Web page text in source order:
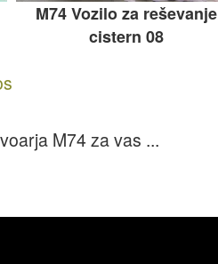
M74 Vozilo za reševanje
cistern 08
M74 za vas ...